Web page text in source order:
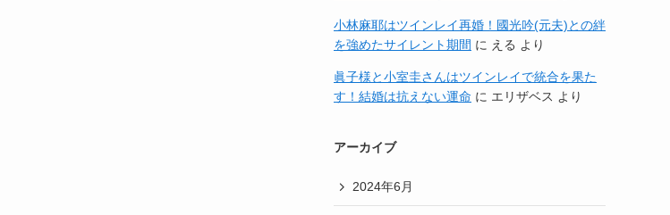
小林麻耶はツインレイ再婚！國光吟(元夫)との絆
を強めたサイレント期間 に える より
眞子様と小室圭さんはツインレイで統合を果た
す！結婚は抗えない運命 に エリザベス より
アーカイブ
2024年6月